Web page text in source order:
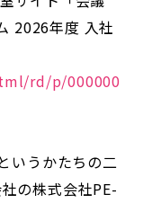
2026年度 入社
rd/p/000000
いうかたちの二
の株式会社PE-